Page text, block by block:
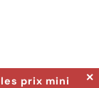
prix mini
✕